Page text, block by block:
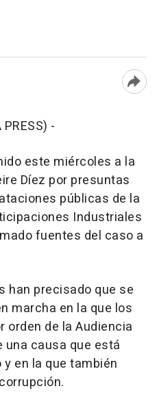
-
este miércoles a la
Díez por presuntas
públicas de la
Industriales
fuentes del caso a
han precisado que se
marcha en la que los
orden de la Audiencia
una causa que está
en la que también